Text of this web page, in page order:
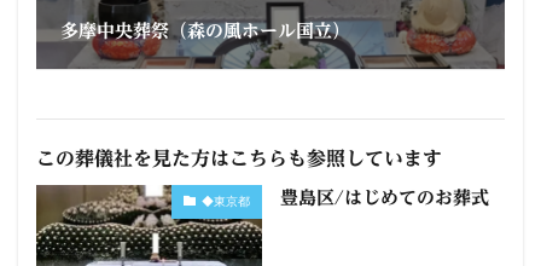
多摩中央葬祭（森の風ホール国立）
この葬儀社を見た方はこちらも参照しています
◆東京都 豊島区/はじめてのお葬式